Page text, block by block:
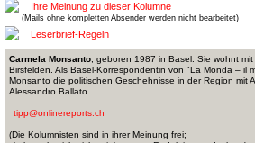
Ihre Meinung zu dieser Kolumne
(Mails ohne kompletten Absender werden nicht bearbeitet)
Leserbrief-Regeln
Carmela Monsanto, geboren 1987 in Basel. Sie wohnt
Birsfelden. Als Basel-Korrespondentin von "La Monda – il
Monsanto die politischen Geschehnisse in der Region mit
Alessandro Ballato
tipp@onlinereports.ch
(Die Kolumnisten sind in ihrer Meinung frei;